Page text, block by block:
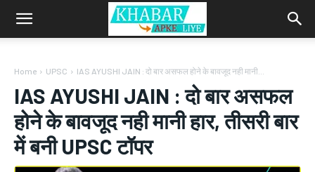
Home UPSC IAS AYUSHI JAIN : दो बार असफल होने के बावजूद नही मानी...
IAS AYUSHI JAIN : दो बार असफल
होने के बावजूद नही मानी हार, तीसरी बार
में बनी UPSC टॉपर